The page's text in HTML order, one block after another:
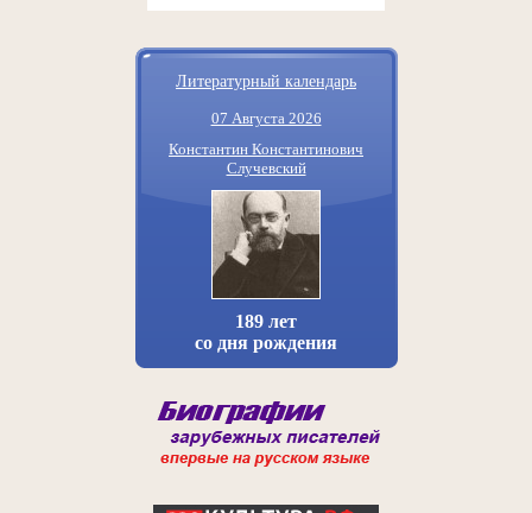
Литературный календарь
07 Августа 2026
Константин Константинович
Случевский
189 лет
со дня рождения